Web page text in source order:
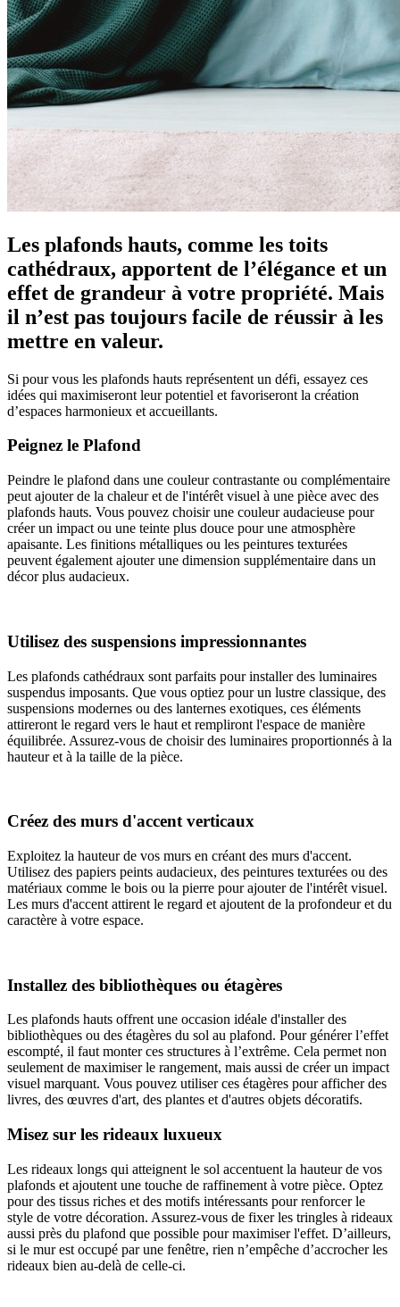
Les plafonds hauts, comme les toits
cathédraux, apportent de l’élégance et un
effet de grandeur à votre propriété. Mais
il n’est pas toujours facile de réussir à les
mettre en valeur.
Si pour vous les plafonds hauts représentent un défi, essayez ces
idées qui maximiseront leur potentiel et favoriseront la création
d’espaces harmonieux et accueillants.
Peignez le Plafond
Peindre le plafond dans une couleur contrastante ou complémentaire
peut ajouter de la chaleur et de l'intérêt visuel à une pièce avec des
plafonds hauts. Vous pouvez choisir une couleur audacieuse pour
créer un impact ou une teinte plus douce pour une atmosphère
apaisante. Les finitions métalliques ou les peintures texturées
peuvent également ajouter une dimension supplémentaire dans un
décor plus audacieux.
Utilisez des suspensions impressionnantes
Les plafonds cathédraux sont parfaits pour installer des luminaires
suspendus imposants. Que vous optiez pour un lustre classique, des
suspensions modernes ou des lanternes exotiques, ces éléments
attireront le regard vers le haut et rempliront l'espace de manière
équilibrée. Assurez-vous de choisir des luminaires proportionnés à la
hauteur et à la taille de la pièce.
Créez des murs d'accent verticaux
Exploitez la hauteur de vos murs en créant des murs d'accent.
Utilisez des papiers peints audacieux, des peintures texturées ou des
matériaux comme le bois ou la pierre pour ajouter de l'intérêt visuel.
Les murs d'accent attirent le regard et ajoutent de la profondeur et du
caractère à votre espace.
Installez des bibliothèques ou étagères
Les plafonds hauts offrent une occasion idéale d'installer des
bibliothèques ou des étagères du sol au plafond. Pour générer l’effet
escompté, il faut monter ces structures à l’extrême. Cela permet non
seulement de maximiser le rangement, mais aussi de créer un impact
visuel marquant. Vous pouvez utiliser ces étagères pour afficher des
livres, des œuvres d'art, des plantes et d'autres objets décoratifs.
Misez sur les rideaux luxueux
Les rideaux longs qui atteignent le sol accentuent la hauteur de vos
plafonds et ajoutent une touche de raffinement à votre pièce. Optez
pour des tissus riches et des motifs intéressants pour renforcer le
style de votre décoration. Assurez-vous de fixer les tringles à rideaux
aussi près du plafond que possible pour maximiser l'effet. D’ailleurs,
si le mur est occupé par une fenêtre, rien n’empêche d’accrocher les
rideaux bien au-delà de celle-ci.